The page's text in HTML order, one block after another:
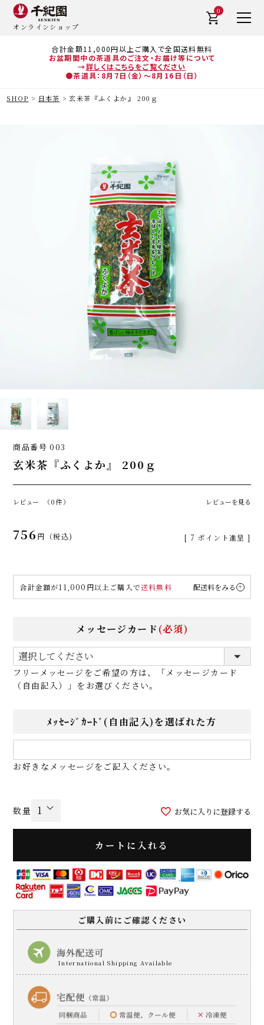
合計金額11,000円以上ご購入で全国送料無料
お盆期間中の茶道具のご注文・お届け等について
→詳しくはこちらをご覧ください
●茶道具：8月7日（金）～8月16日（日）
オンラインショップ
0
SHOP 日本茶 玄米茶『ふくよか』 200ｇ
商品番号 003
玄米茶『ふくよか』 200ｇ
レビュー （0件） レビューを見る
756 税込 [ 7 ポイント進呈 ]
合計金額が11,000円以上ご購入で送料無料 配送料をみる
メッセージカード (必須)
フリーメッセージをご希望の方は、「メッセージカード
（自由記入）」をお選びください。
ﾒｯｾｰｼﾞｶｰﾄﾞ(自由記入)を選ばれた方
お好きなメッセージをご記入ください。
お気に入りに登録する
カートに入れる
ご購入前にご確認ください